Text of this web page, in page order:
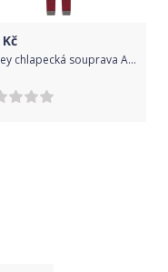
Kč
Disney chlapecká souprava Avengers 164 šedá/červená